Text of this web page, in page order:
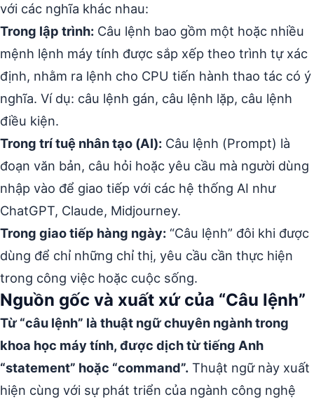
với các nghĩa khác nhau:
Trong lập trình: Câu lệnh bao gồm một hoặc nhiều
mệnh lệnh máy tính được sắp xếp theo trình tự xác
định, nhằm ra lệnh cho CPU tiến hành thao tác có ý
nghĩa. Ví dụ: câu lệnh gán, câu lệnh lặp, câu lệnh
điều kiện.
Trong trí tuệ nhân tạo (AI): Câu lệnh (Prompt) là
đoạn văn bản, câu hỏi hoặc yêu cầu mà người dùng
nhập vào để giao tiếp với các hệ thống AI như
ChatGPT, Claude, Midjourney.
Trong giao tiếp hàng ngày: “Câu lệnh” đôi khi được
dùng để chỉ những chỉ thị, yêu cầu cần thực hiện
trong công việc hoặc cuộc sống.
Nguồn gốc và xuất xứ của “Câu lệnh”
Từ “câu lệnh” là thuật ngữ chuyên ngành trong
khoa học máy tính, được dịch từ tiếng Anh
“statement” hoặc “command”. Thuật ngữ này xuất
hiện cùng với sự phát triển của ngành công nghệ